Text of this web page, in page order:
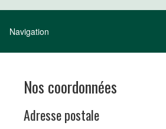
Nos coordonnées
Adresse postale